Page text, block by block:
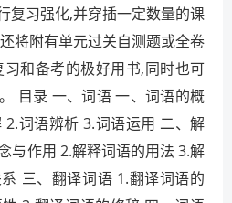
复习强化,并穿插一定数量的课
将附有单元过关自测题或全卷
和备考的极好用书,同时也可
目录 一、词语 一、词语的概
词语辨析 3.词语运用 二、解
与作用 2.解释词语的用法 3.解
三、翻译词语 1.翻译词语的